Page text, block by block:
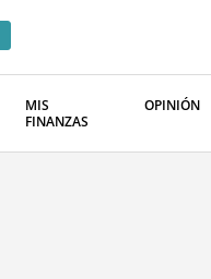
MIS
FINANZAS
OPINIÓN